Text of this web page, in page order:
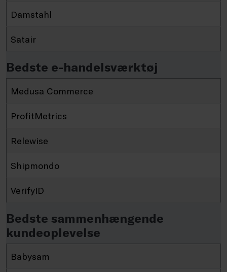
Damstahl
Satair
Bedste e-handelsværktøj
Medusa Commerce
ProfitMetrics
Relewise
Shipmondo
VerifyID
Bedste sammenhængende
kundeoplevelse
Babysam